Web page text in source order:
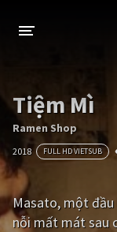
THỂ LOẠI
Thần thoại - Cổ trang
Tâm lý
Võ thuật - Kiếm hiệp
Kinh dị
Tiệm Mì
Ramen Shop
2018 FULL HD VIETSUB
Masato, một
nỗi mất mát sau